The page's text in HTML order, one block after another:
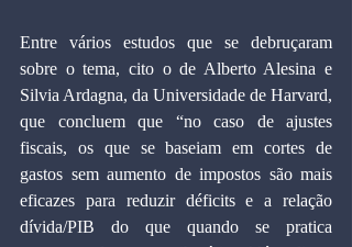
Entre vários estudos que se debruçaram
sobre o tema, cito o de Alberto Alesina e
Silvia Ardagna, da Universidade de Harvard,
que concluem que “no caso de ajustes
fiscais, os que se baseiam em cortes de
gastos sem aumento de impostos são mais
eficazes para reduzir déficits e a relação
dívida/PIB do que quando se pratica